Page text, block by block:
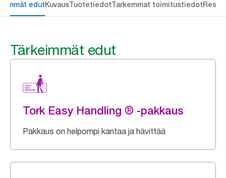
edutKuvausTuotetiedotTarkemmat toimitustiedot
Tärkeimmät edut
Tork Easy Handling ® -pakkaus
Pakkaus on helpompi kantaa ja hävittää